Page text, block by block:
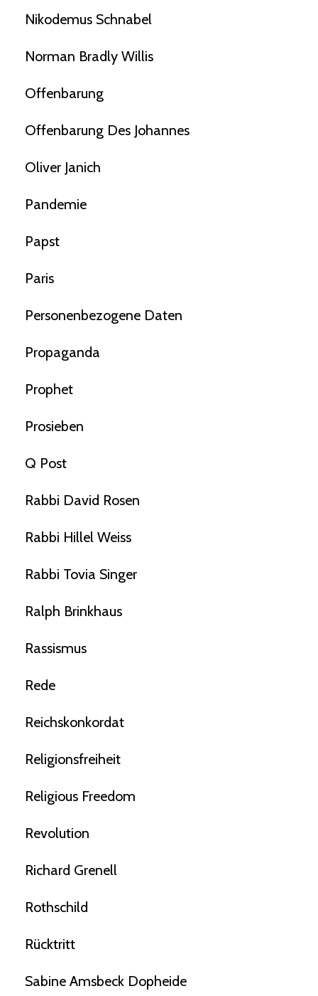
Nikodemus Schnabel
Norman Bradly Willis
Offenbarung
Offenbarung Des Johannes
Oliver Janich
Pandemie
Papst
Paris
Personenbezogene Daten
Propaganda
Prophet
Prosieben
Q Post
Rabbi David Rosen
Rabbi Hillel Weiss
Rabbi Tovia Singer
Ralph Brinkhaus
Rassismus
Rede
Reichskonkordat
Religionsfreiheit
Religious Freedom
Revolution
Richard Grenell
Rothschild
Rücktritt
Sabine Amsbeck Dopheide